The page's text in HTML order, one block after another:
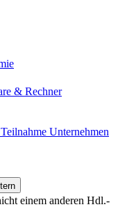
& Rechner
Teilnahme Unternehmen
einem anderen Hdl.-